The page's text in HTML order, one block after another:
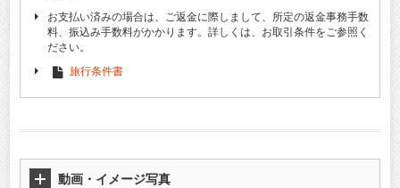
お支払い済みの場合は、ご返金に際しまして、所定の返金事務手数
料、振込み手数料がかかります。詳しくは、お取引条件をご参照く
ださい。
旅行条件書
動画・イメージ写真